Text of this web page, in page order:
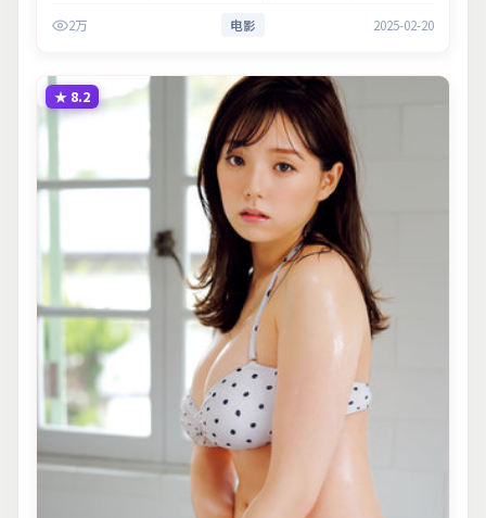
2万 电影 2025-02-20
★ 8.2